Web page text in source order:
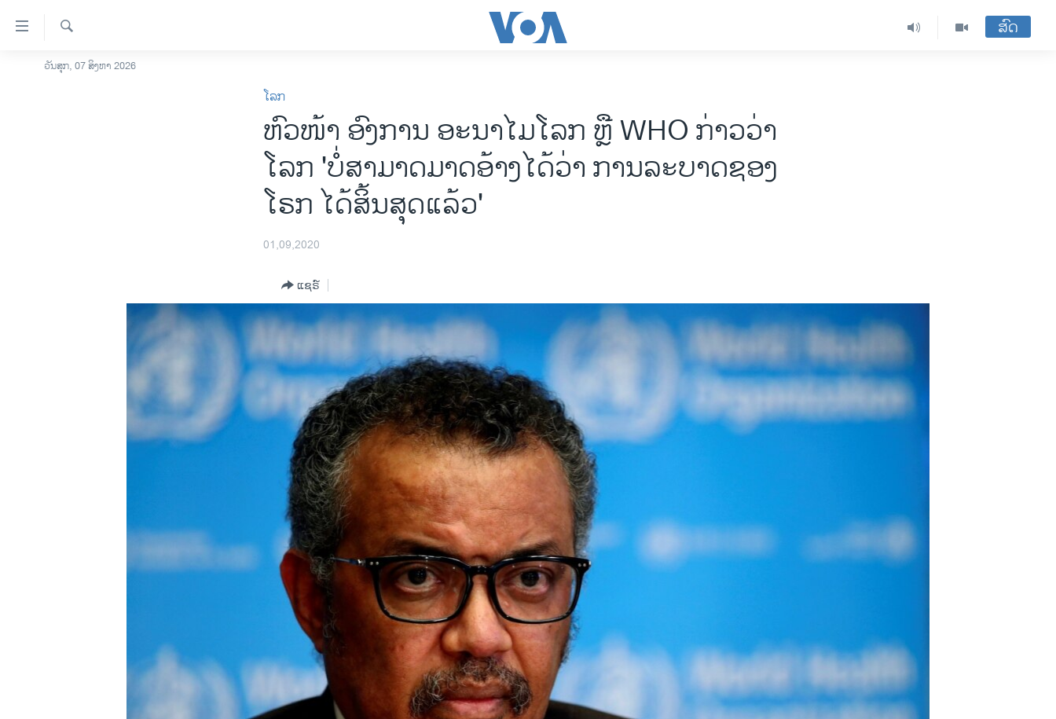
ລິ້ງ
ສຳຫລັບ
ໂຮມເພຈ
ວິທະຍາສາດ-ເທັກໂນໂລຈີ
ຄົ້ນຫາ
ສົດ
ວັນສຸກ, 07 ສິງຫາ 2026
ໂລກ
ຫົວໜ້າ ອົງການ ອະນາໄມໂລກ ຫຼື WHO ກ່າວວ່າ
ໂລກ 'ບໍ່ສາມາດມາດອ້າງໄດ້ວ່າ ການລະບາດຊອງ
ໂຣກ ໄດ້ສິ້ນສຸດແລ້ວ'
01,09,2020
ແຊຣ໌